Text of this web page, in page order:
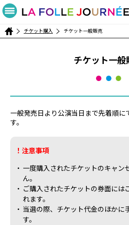
チケット購入 チケット一般販売
チケット一般
一般発売日より公演当日まで先着順に
す。
！注意事項
・ 一度購入されたチケットのキャン
ん。
・ ご購入されたチケットの券面には
れます。
・ 当選の際、チケット代金のほかに
す。